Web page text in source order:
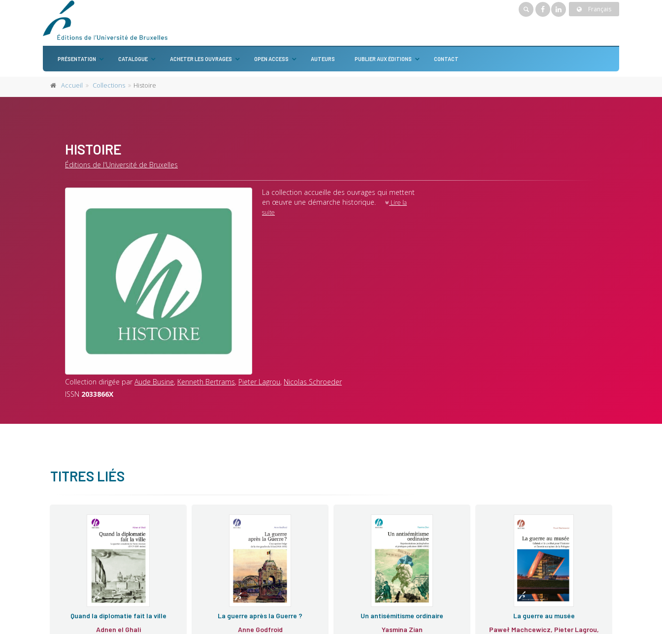
Français
PRÉSENTATION CATALOGUE ACHETER LES OUVRAGES OPEN ACCESS AUTEURS PUBLIER AUX ÉDITIONS CONTACT
Accueil Collections Histoire
HISTOIRE
Éditions de l'Université de Bruxelles
La collection accueille des ouvrages qui mettent
en œuvre une démarche historique.
Lire la
suite
Collection dirigée par Aude Busine, Kenneth Bertrams, Pieter Lagrou, Nicolas Schroeder
ISSN 2033866X
TITRES LIÉS
Quand la diplomatie fait la ville
Adnen el Ghali
La guerre après la Guerre ?
Anne Godfroid
Un antisémitisme ordinaire
Yasmina Zian
La guerre au musée
Paweł Machcewicz, Pieter Lagrou,